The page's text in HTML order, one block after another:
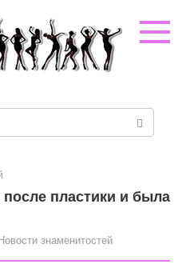
пластики и была
Новости знаменитостей